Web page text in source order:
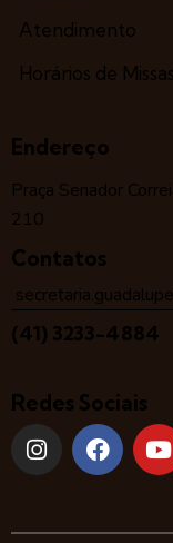
Atendimento
Horários de Missas
Endereço
Praça Senador
210
Contatos
(41) 3233-4884
Redes Sociais